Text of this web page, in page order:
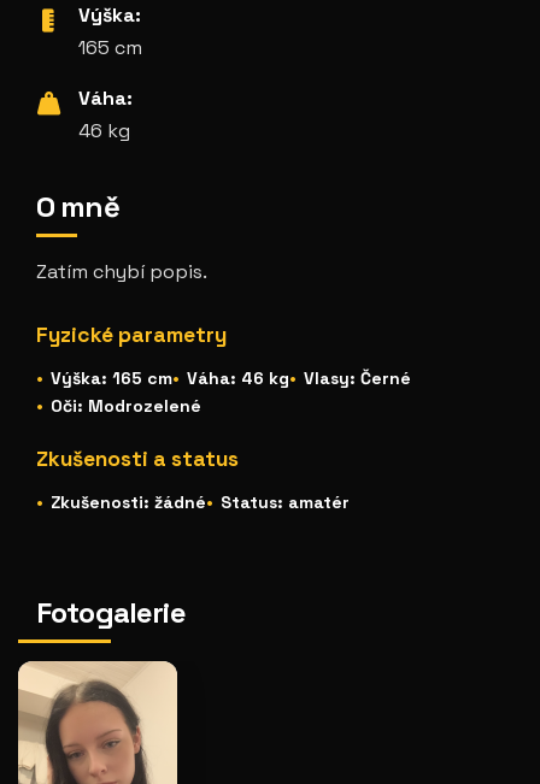
Výška:
165 cm
Váha:
46 kg
O mně
Zatím chybí popis.
Fyzické parametry
Výška: 165 cm Váha: 46 kg
Vlasy: Černé
Oči: Modrozelené
Zkušenosti a status
Zkušenosti: žádné Status: amatér
Fotogalerie